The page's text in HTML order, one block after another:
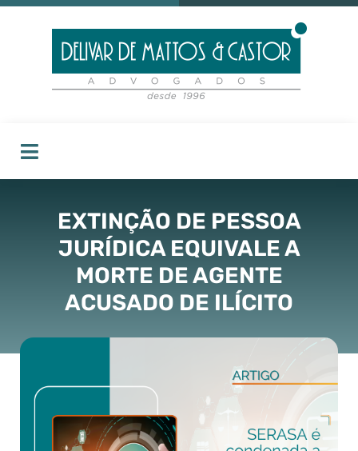
EXTINÇÃO DE PESSOA
JURÍDICA EQUIVALE A
MORTE DE AGENTE
ACUSADO DE ILÍCITO